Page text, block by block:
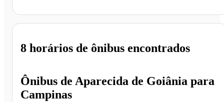
Ônibus de Aparecida de Goiânia para
Campinas
8 horários de ônibus encontrados